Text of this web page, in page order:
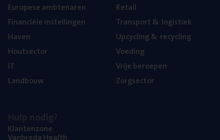
Euro­pe­se ambtenaren
Finan­ci­ë­le instellingen
Haven
Hout­sec­tor
IT
Land­bouw
Retail
Trans­port& logistiek
Upcy­cling& recycling
Voe­ding
Vrije beroe­pen
Zorg­sec­tor
Klan­ten­zo­ne
Van­b­re­da Health